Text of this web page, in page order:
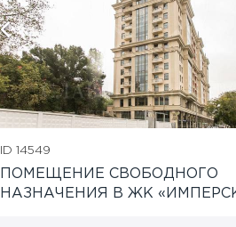
ID 14549
ПОМЕЩЕНИЕ СВОБОДНОГО
НАЗНАЧЕНИЯ В ЖК
показать ещё 3